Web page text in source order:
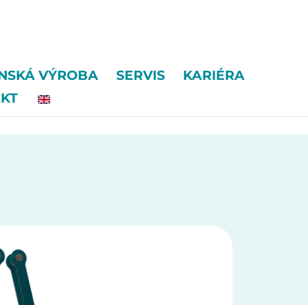
VÝROBA SERVIS
KARIÉRA